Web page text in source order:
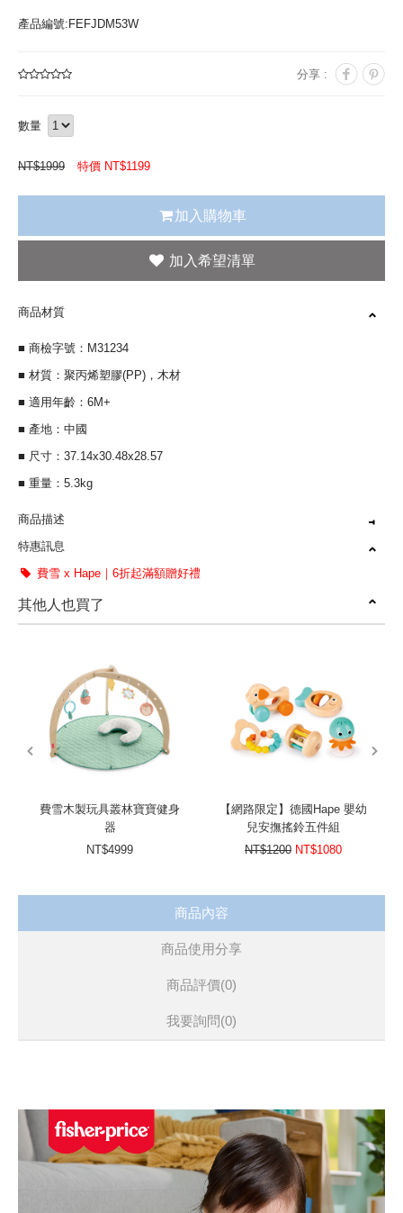
產品編號:FEFJDM53W
分享 :
數量
NT$1999 特價 NT$1199
加入購物車
商品材質
■ 商檢字號：M31234
■ 材質：聚丙烯塑膠(PP)，木材
■ 適用年齡：6M+
■ 產地：中國
■ 尺寸：37.14x30.48x28.57
■ 重量：5.3kg
商品描述
官方直營｜世界第一大玩具品牌
小手肌肉發展和靈活性
精細動作發展及手眼協調
奇哥總代理，原廠公司貨
特惠訊息
費雪 x Hape｜6折起滿額贈好禮
其他人也買了
費雪木製玩具叢林寶寶健身
器
NT$4999
【網路限定】德國Hape 嬰幼
兒安撫搖鈴五件組
NT$1200 NT$1080
商品內容
商品使用分享
商品評價(0)
我要詢問(0)